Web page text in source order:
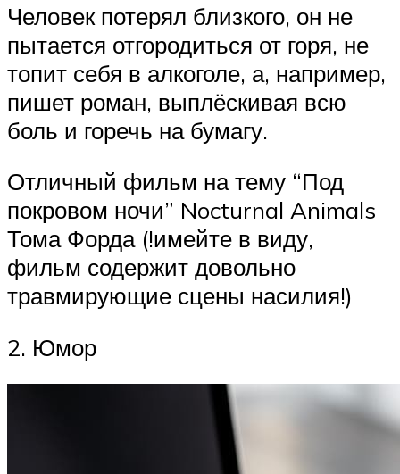
Человек потерял близкого, он не
пытается отгородиться от горя, не
топит себя в алкоголе, а, например,
пишет роман, выплёскивая всю
боль и горечь на бумагу.
Отличный фильм на тему “Под
покровом ночи” Nocturnal Animals
Тома Форда (!имейте в виду,
фильм содержит довольно
травмирующие сцены насилия!)
2. Юмор